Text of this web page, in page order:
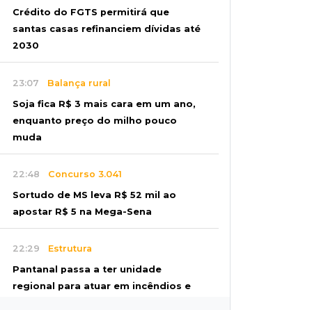
Crédito do FGTS permitirá que
santas casas refinanciem dívidas até
2030
23:07 Balança rural
Soja fica R$ 3 mais cara em um ano,
enquanto preço do milho pouco
muda
22:48 Concurso 3.041
Sortudo de MS leva R$ 52 mil ao
apostar R$ 5 na Mega-Sena
22:29 Estrutura
Pantanal passa a ter unidade
regional para atuar em incêndios e